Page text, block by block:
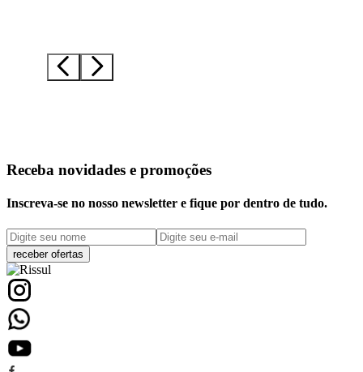
Receba novidades e promoções
Inscreva-se no nosso newsletter e fique por dentro de tudo.
receber ofertas